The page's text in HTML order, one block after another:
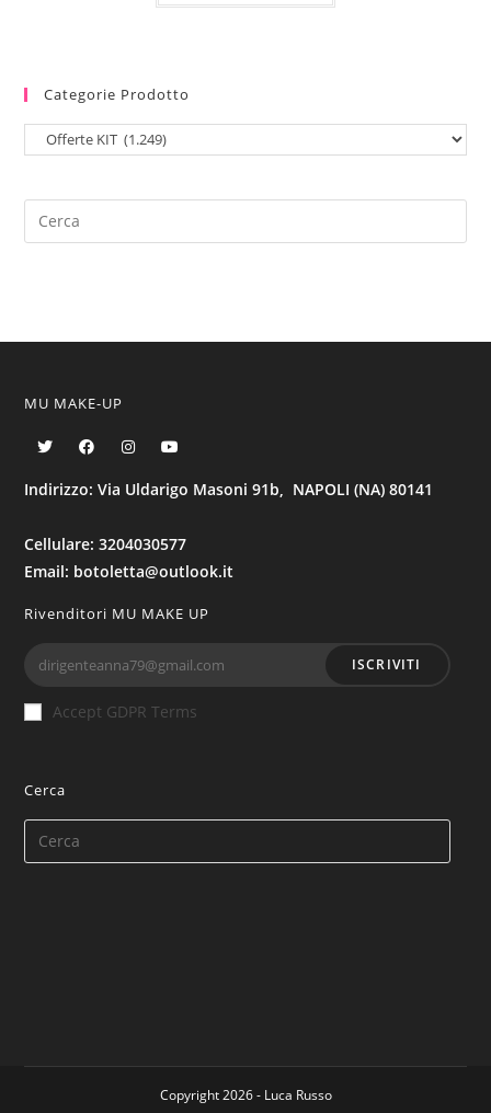
Categorie Prodotto
MU MAKE-UP
Indirizzo: Via Uldarigo Masoni 91b, NAPOLI (NA) 80141
Cellulare: 3204030577
Email: botoletta@outlook.it
Rivenditori MU MAKE UP
ISCRIVITI
Accept GDPR Terms
Cerca
Copyright 2026 - Luca Russo